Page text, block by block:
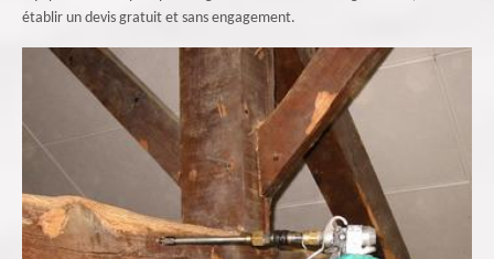
établir un devis gratuit et sans engagement.